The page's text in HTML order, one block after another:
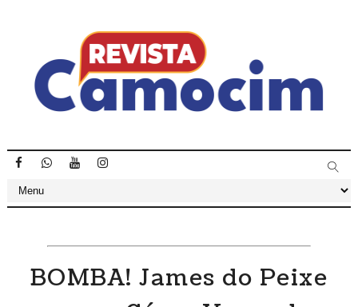
BOMBA! James do Peixe